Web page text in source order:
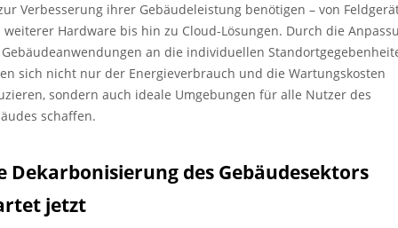
Verbesserung ihrer Gebäudeleistung benötigen – von
weiterer Hardware bis hin zu Cloud-Lösungen. Durch die
an die individuellen
sich nicht nur der Energieverbrauch und die Wartungskosten
sondern auch ideale Umgebungen für alle Nutzer des
schaffen.
Dekarbonisierung des Gebäudesektors
jetzt